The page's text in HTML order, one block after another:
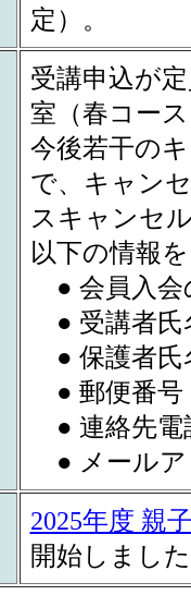
定）。
受講申込が
室（春コー
今後若干の
で、キャン
スキャンセ
以下の情報
● 会員入会
● 受講者氏
● 保護者氏
● 郵便番号
● 連絡先電
● メールア
2025年度 親
開始しまし